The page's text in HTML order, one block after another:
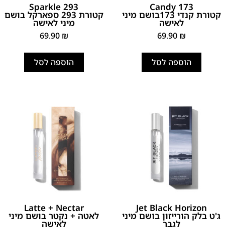
173 Candy
קטורת קנדי 173בושם מיני
לאישה
69.90 ₪
הוספה לסל
293 Sparkle
קטורת 293 ספארקל בושם
מיני לאישה
69.90 ₪
הוספה לסל
Jet Black Horizon
ג'ט בלק הורייזון בושם מיני
לגבר
Latte + Nectar
לאטה + נקטר בושם מיני
לאישה